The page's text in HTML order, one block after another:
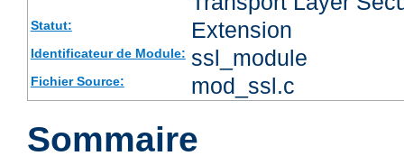
Statut: Extension
Identificateur de Module: ssl_module
Fichier Source: mod_ssl.c
Sommaire